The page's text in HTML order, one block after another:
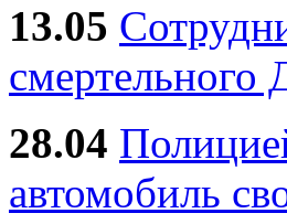
13.05
28.04
автомобиль